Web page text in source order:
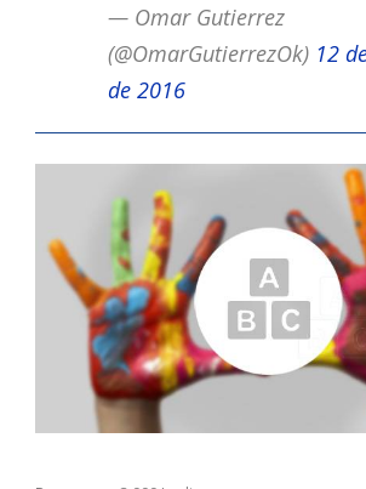
— Omar Gutierrez
(@OmarGutierrezOk) 12
de 2016